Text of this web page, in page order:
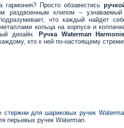
Просто обзавестись
раздвоенным клипом –
что каждый найдет
кольца на корпусе и
дизайн.
Ручка Waterman
кто к ней по-настоящему
стержни для шариковых ручек
перьевых ручек Waterman.